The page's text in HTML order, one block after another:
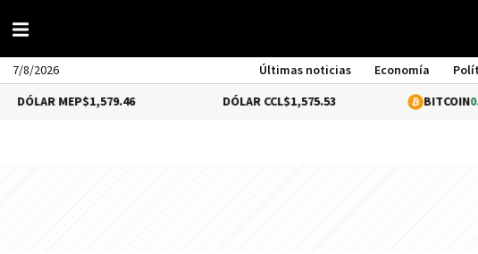
7/8/2026 Últimas noticias Economía
$1,579.46 $1,575.53 BITCOIN0.8%